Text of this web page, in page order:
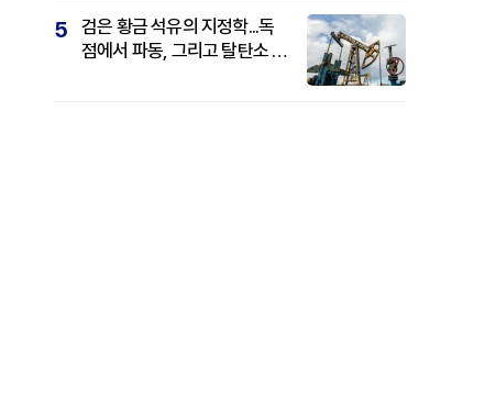
5
검은 황금 석유의 지정학...독
점에서 파동, 그리고 탈탄소 패